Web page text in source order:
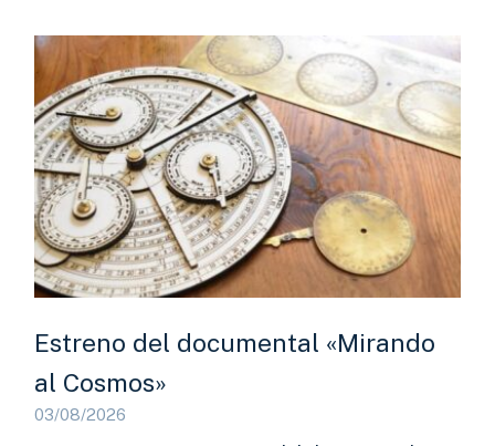
Estreno del documental «Mirando
al Cosmos»
03/08/2026